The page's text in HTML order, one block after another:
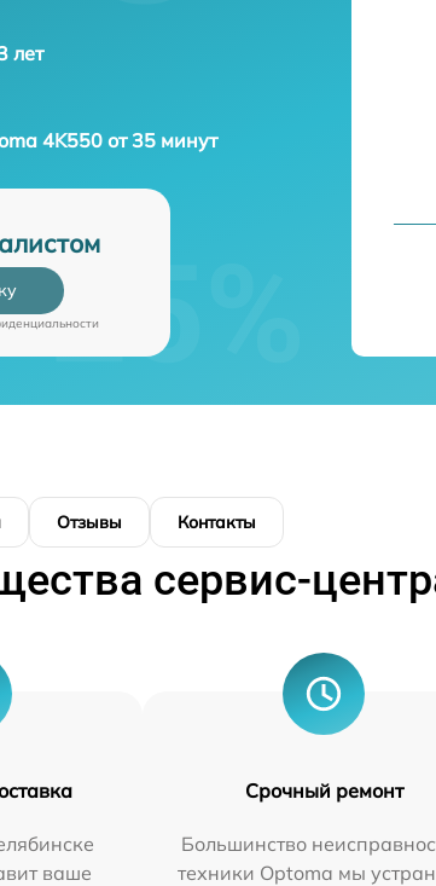
лет
4K550 от 35 минут
Отзывы Контакты
сервис-
ваше
Срочный ремонт
Большинство
техники Optoma мы